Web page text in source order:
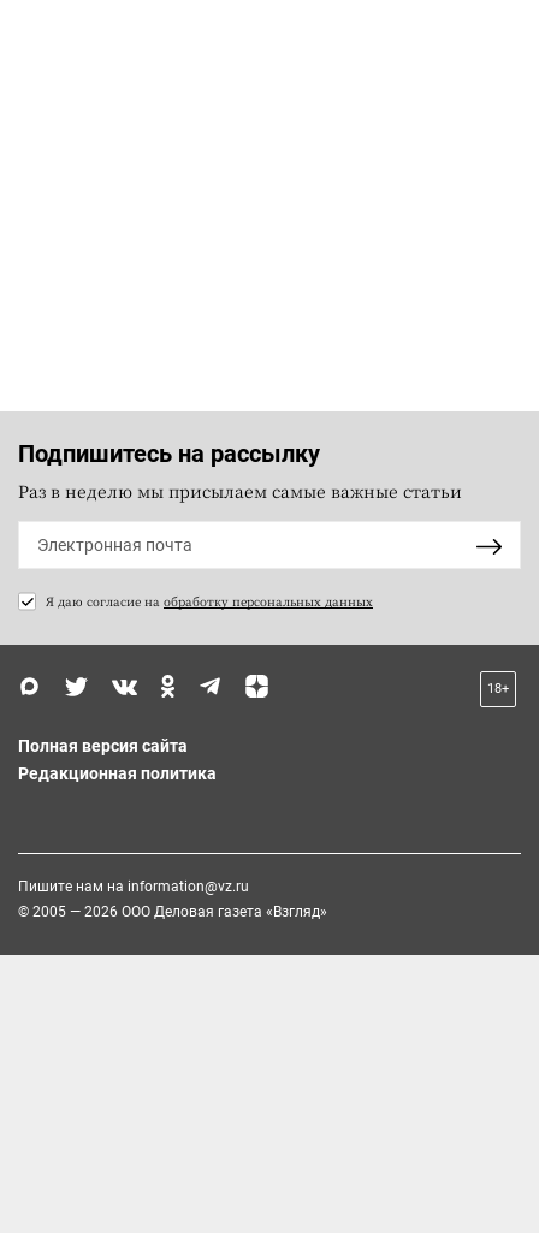
Подпишитесь на рассылку
Раз в неделю мы присылаем самые важные статьи
Я даю согласие на обработку персональных данных
18+
Полная версия сайта
Редакционная политика
Пишите нам на information@vz.ru
© 2005 — 2026 ООО Деловая газета «Взгляд»